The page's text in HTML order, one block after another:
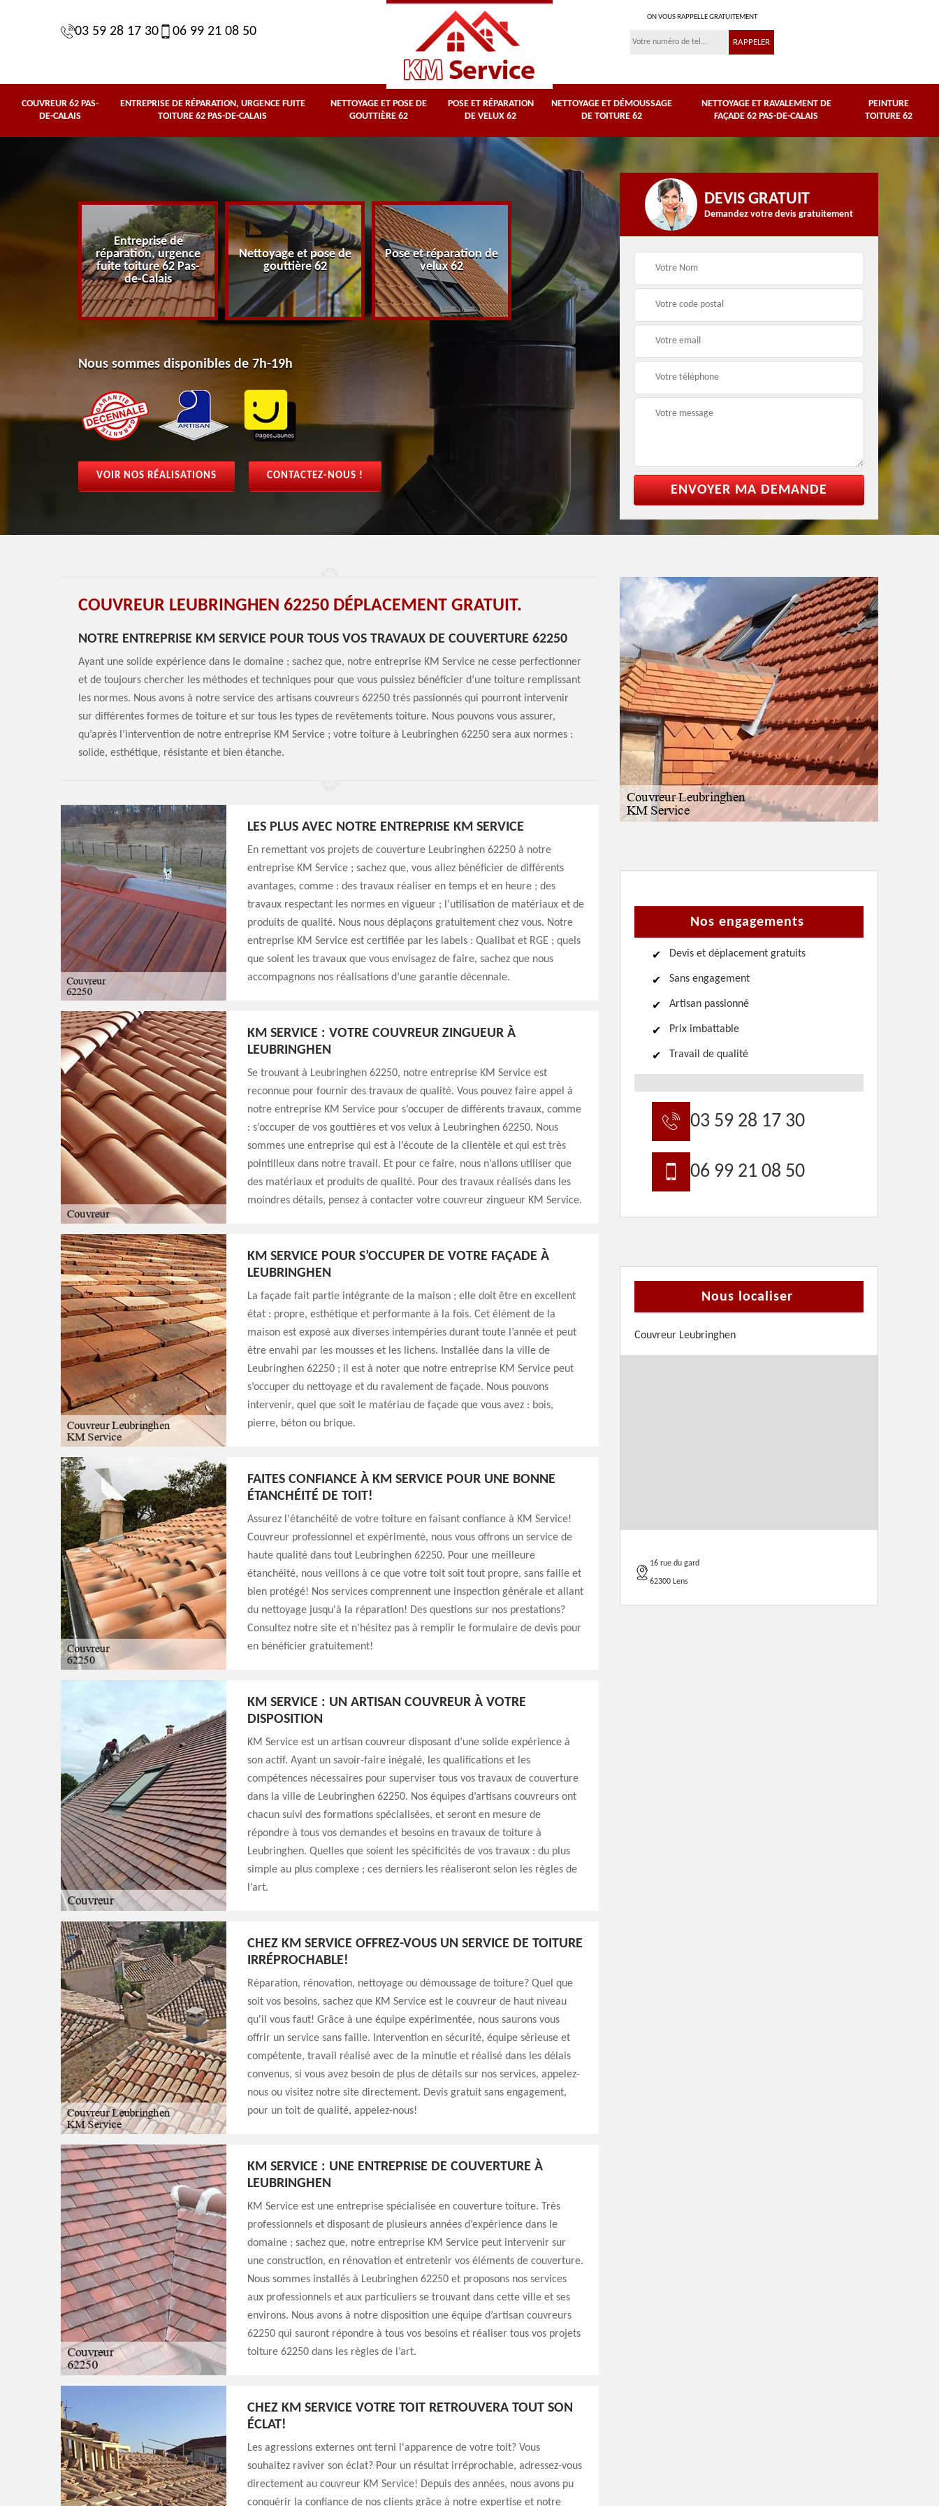
03 59 28 17 30 06 99 21 08 50
ON VOUS RAPPELLE GRATUITEMENT
COUVREUR 62 PAS-
DE-CALAIS
ENTREPRISE DE RÉPARATION, URGENCE FUITE
TOITURE 62 PAS-DE-CALAIS
NETTOYAGE ET POSE DE
GOUTTIÈRE 62
POSE ET RÉPARATION
DE VELUX 62
NETTOYAGE ET DÉMOUSSAGE
DE TOITURE 62
NETTOYAGE ET RAVALEMENT DE
FAÇADE 62 PAS-DE-CALAIS
PEINTURE
TOITURE 62
Entreprise de
réparation, urgence
fuite toiture 62 Pas-
de-Calais
Nettoyage et pose de
gouttière 62
Pose et réparation de
velux 62
Nettoyage et
démoussage de
toiture 62
62 Pas-de-Calais
Nous sommes disponibles de 7h-19h
VOIR NOS RÉALISATIONS CONTACTEZ-NOUS !
DEVIS GRATUIT
Demandez votre devis gratuitement
COUVREUR LEUBRINGHEN 62250 DÉPLACEMENT GRATUIT.
NOTRE ENTREPRISE KM SERVICE POUR TOUS VOS TRAVAUX DE COUVERTURE 62250
Ayant une solide expérience dans le domaine ; sachez que, notre entreprise KM Service ne cesse perfectionner
et de toujours chercher les méthodes et techniques pour que vous puissiez bénéficier d’une toiture remplissant
les normes. Nous avons à notre service des artisans couvreurs 62250 très passionnés qui pourront intervenir
sur différentes formes de toiture et sur tous les types de revêtements toiture. Nous pouvons vous assurer,
qu’après l’intervention de notre entreprise KM Service ; votre toiture à Leubringhen 62250 sera aux normes :
solide, esthétique, résistante et bien étanche.
LES PLUS AVEC NOTRE ENTREPRISE KM SERVICE
En remettant vos projets de couverture Leubringhen 62250 à notre
entreprise KM Service ; sachez que, vous allez bénéficier de différents
avantages, comme : des travaux réaliser en temps et en heure ; des
travaux respectant les normes en vigueur ; l’utilisation de matériaux et de
produits de qualité. Nous nous déplaçons gratuitement chez vous. Notre
entreprise KM Service est certifiée par les labels : Qualibat et RGE ; quels
que soient les travaux que vous envisagez de faire, sachez que nous
accompagnons nos réalisations d’une garantie décennale.
KM SERVICE : VOTRE COUVREUR ZINGUEUR À
LEUBRINGHEN
Se trouvant à Leubringhen 62250, notre entreprise KM Service est
reconnue pour fournir des travaux de qualité. Vous pouvez faire appel à
notre entreprise KM Service pour s’occuper de différents travaux, comme
: s’occuper de vos gouttières et vos velux à Leubringhen 62250. Nous
sommes une entreprise qui est à l’écoute de la clientèle et qui est très
pointilleux dans notre travail. Et pour ce faire, nous n’allons utiliser que
des matériaux et produits de qualité. Pour des travaux réalisés dans les
moindres détails, pensez à contacter votre couvreur zingueur KM Service.
KM SERVICE POUR S’OCCUPER DE VOTRE FAÇADE À
LEUBRINGHEN
La façade fait partie intégrante de la maison ; elle doit être en excellent
état : propre, esthétique et performante à la fois. Cet élément de la
maison est exposé aux diverses intempéries durant toute l’année et peut
être envahi par les mousses et les lichens. Installée dans la ville de
Leubringhen 62250 ; il est à noter que notre entreprise KM Service peut
s’occuper du nettoyage et du ravalement de façade. Nous pouvons
intervenir, quel que soit le matériau de façade que vous avez : bois,
pierre, béton ou brique.
FAITES CONFIANCE À KM SERVICE POUR UNE BONNE
ÉTANCHÉITÉ DE TOIT!
Assurez l'étanchéité de votre toiture en faisant confiance à KM Service!
Couvreur professionnel et expérimenté, nous vous offrons un service de
haute qualité dans tout Leubringhen 62250. Pour une meilleure
étanchéité, nous veillons à ce que votre toit soit tout propre, sans faille et
bien protégé! Nos services comprennent une inspection générale et allant
du nettoyage jusqu'à la réparation! Des questions sur nos prestations?
Consultez notre site et n'hésitez pas à remplir le formulaire de devis pour
en bénéficier gratuitement!
KM SERVICE : UN ARTISAN COUVREUR À VOTRE
DISPOSITION
KM Service est un artisan couvreur disposant d’une solide expérience à
son actif. Ayant un savoir-faire inégalé, les qualifications et les
compétences nécessaires pour superviser tous vos travaux de couverture
dans la ville de Leubringhen 62250. Nos équipes d’artisans couvreurs ont
chacun suivi des formations spécialisées, et seront en mesure de
répondre à tous vos demandes et besoins en travaux de toiture à
Leubringhen. Quelles que soient les spécificités de vos travaux : du plus
simple au plus complexe ; ces derniers les réaliseront selon les règles de
l’art.
CHEZ KM SERVICE OFFREZ-VOUS UN SERVICE DE TOITURE
IRRÉPROCHABLE!
Réparation, rénovation, nettoyage ou démoussage de toiture? Quel que
soit vos besoins, sachez que KM Service est le couvreur de haut niveau
qu'il vous faut! Grâce à une équipe expérimentée, nous saurons vous
offrir un service sans faille. Intervention en sécurité, équipe sérieuse et
compétente, travail réalisé avec de la minutie et réalisé dans les délais
convenus, si vous avez besoin de plus de détails sur nos services, appelez-
nous ou visitez notre site directement. Devis gratuit sans engagement,
pour un toit de qualité, appelez-nous!
KM SERVICE : UNE ENTREPRISE DE COUVERTURE À
LEUBRINGHEN
KM Service est une entreprise spécialisée en couverture toiture. Très
professionnels et disposant de plusieurs années d’expérience dans le
domaine ; sachez que, notre entreprise KM Service peut intervenir sur
une construction, en rénovation et entretenir vos éléments de couverture.
Nous sommes installés à Leubringhen 62250 et proposons nos services
aux professionnels et aux particuliers se trouvant dans cette ville et ses
environs. Nous avons à notre disposition une équipe d’artisan couvreurs
62250 qui sauront répondre à tous vos besoins et réaliser tous vos projets
toiture 62250 dans les règles de l’art.
CHEZ KM SERVICE VOTRE TOIT RETROUVERA TOUT SON
ÉCLAT!
Les agressions externes ont terni l'apparence de votre toit? Vous
souhaitez raviver son éclat? Pour un résultat irréprochable, adressez-vous
directement au couvreur KM Service! Depuis des années, nous avons pu
conquérir la confiance de nos clients grâce à notre expertise et notre
Nos engagements
Devis et déplacement gratuits
Sans engagement
Artisan passionné
Prix imbattable
Travail de qualité
03 59 28 17 30
06 99 21 08 50
Nous localiser
Couvreur Leubringhen
16 rue du gard
62300 Lens